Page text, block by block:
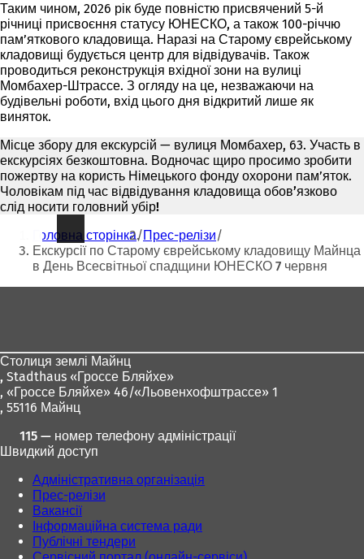
Таким чином, 2026 рік буде повністю присвячений 5-й
річниці присвоєння статусу ЮНЕСКО, а також 100-річчю
пам’яткового кладовища. Наразі на Старому єврейському
кладовищі будується центр для відвідувачів. Також
проводиться реконструкція вхідної зони на вулиці
Момбахер-Штрассе. З огляду на це, незважаючи на
будівельні роботи, вхід цього дня відкритий лише як
виняток.
Місце збору для екскурсій — вулиця Момбахер, 63. Участь в
екскурсіях безкоштовна. Водночас щиро просимо зробити
пожертву на користь Німецького фонду охорони пам’яток.
Чоловікам під час відвідування кладовища обов’язково
слід носити головний убір!
тут:
Головна сторінка Прес-релізи
Екскурсії по Старому єврейському кладовищу Майнца
в День Всесвітньої спадщини ЮНЕСКО 7 червня
Столиця землі Майнц
, Stadthaus «Гроссе Бляйхе»
, «Гроссе Бляйхе» 46/«Льовенхофштрассе» 1
, 55116 Майнц
115 — номер телефону адміністрації
Швидкий доступ
Адміністративна організація
Прес-релізи
Вакансії
Інформаційна система ради
Публічні тендери